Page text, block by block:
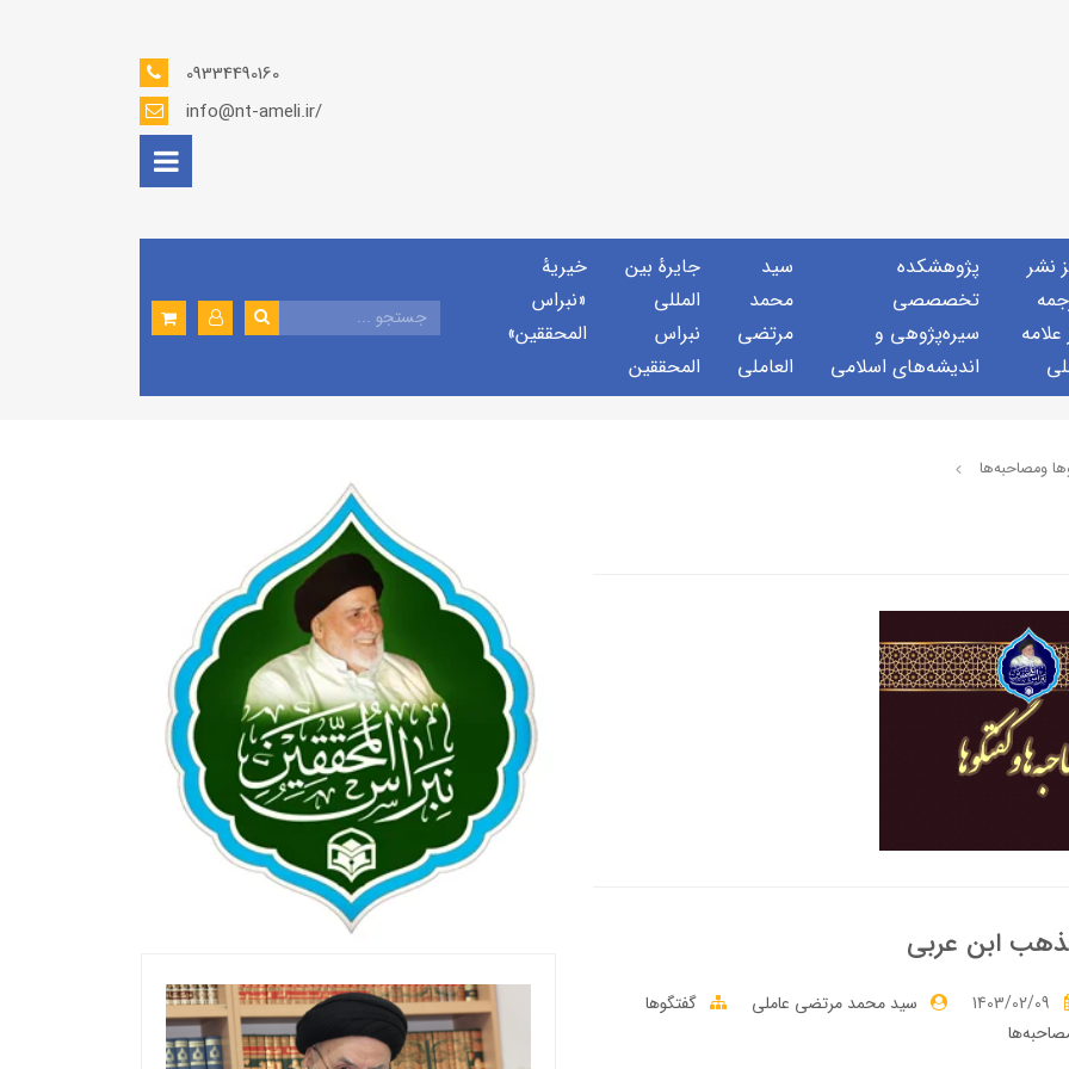
09334490160
info@nt-ameli.ir/
نشر
علامه
پژوهشكده
تخصصصى
سیره‌پژوهی و
اندیشه‌های اسلامی
سید
محمد
مرتضی
العاملی
جايرهٔ بین
المللی
نبراس
المحققین
خيريهٔ
«نبراس
المحققين»
ومصاحبه‌ها
ابن عربى
سید محمد مرتضی عاملی
گفتگوها